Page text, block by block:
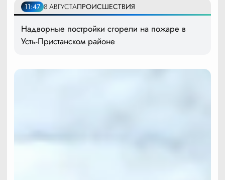
11:47 8 АВГУСТАПРОИСШЕСТВИЯ
Надворные постройки сгорели на пожаре в
Усть-Пристанском районе